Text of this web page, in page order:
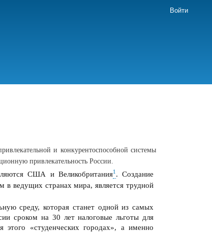
Войти
и конкурентоспособной системы
привлекательность России.
США и Великобритания1 . Создание
в ведущих странах мира, является трудной
среду, которая станет одной из самых
сроком на 30 лет налоговые льготы для
«студенческих городах», а именно